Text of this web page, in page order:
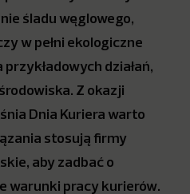
śladu węglowego,
w pełni ekologiczne
działań,
Z okazji
Dnia Kuriera warto
stosują firmy
aby zadbać o
warunki pracy kurierów.